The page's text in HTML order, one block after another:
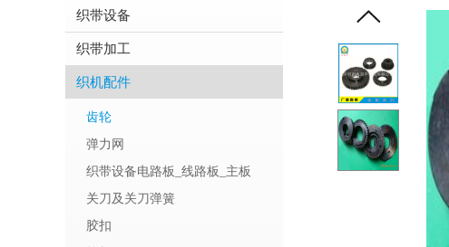
织带设备
织带加工
织机配件
齿轮
弹力网
织带设备电路板_线路板_主板
关刀及关刀弹簧
胶扣